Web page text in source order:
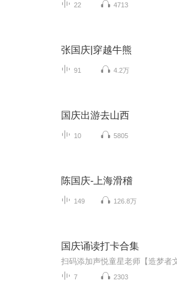
22 4713
张国庆|穿越牛熊
91 4.2万
国庆出游去山西
10 5805
陈国庆-上海滑稽
149 126.8万
国庆诵读打卡合集
7 2303